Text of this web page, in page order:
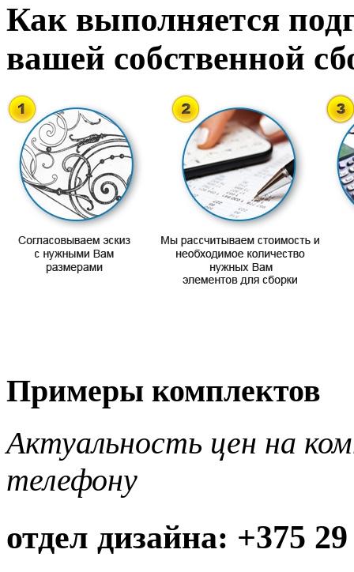
Как выполняется
вашей собственной
Примеры комплектов
Актуальность цен на
телефону
отдел дизайна: +375